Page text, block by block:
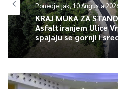
Ponedjeljak, 10 Augusta
KRAJ MUKA ZA
Asfaltiranjem Ulice
spajaju se gornji i